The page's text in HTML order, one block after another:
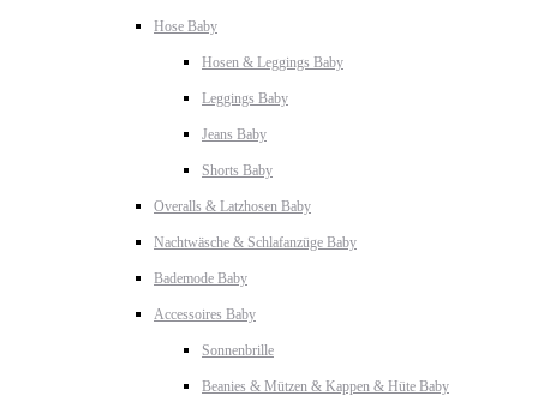
Hose Baby
Hosen & Leggings Baby
Leggings Baby
Jeans Baby
Shorts Baby
Overalls & Latzhosen Baby
Nachtwäsche & Schlafanzüge Baby
Bademode Baby
Accessoires Baby
Sonnenbrille
Beanies & Mützen & Kappen & Hüte Baby